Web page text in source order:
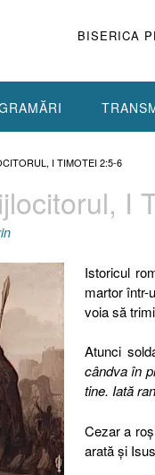
BISERICA
I TIMOTEI 2:5-6
I
Istoricul
martor într-
voia să
Atunci
cândva în
tine. Iată
Cezar a
arată şi